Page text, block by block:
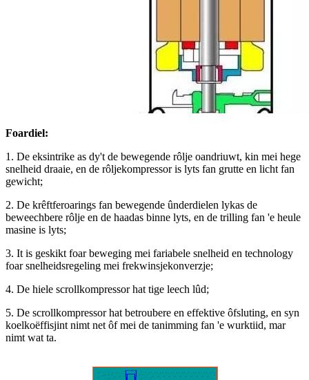
Foardiel:
1. De eksintrike as dy't de bewegende rôlje oandriuwt, kin mei hege
snelheid draaie, en de rôljekompressor is lyts fan grutte en licht fan
gewicht;
2. De krêftferoarings fan bewegende ûnderdielen lykas de
beweechbere rôlje en de haadas binne lyts, en de trilling fan 'e heule
masine is lyts;
3. It is geskikt foar beweging mei fariabele snelheid en technology
foar snelheidsregeling mei frekwinsjekonverzje;
4. De hiele scrollkompressor hat tige leech lûd;
5. De scrollkompressor hat betroubere en effektive ôfsluting, en syn
koelkoëffisjint nimt net ôf mei de tanimming fan 'e wurktiid, mar
nimt wat ta.